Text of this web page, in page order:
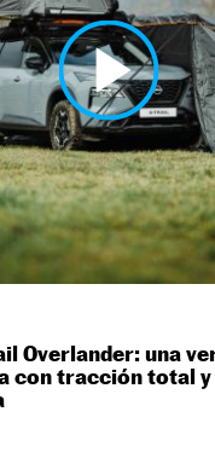
Overlander: una
con tracción total